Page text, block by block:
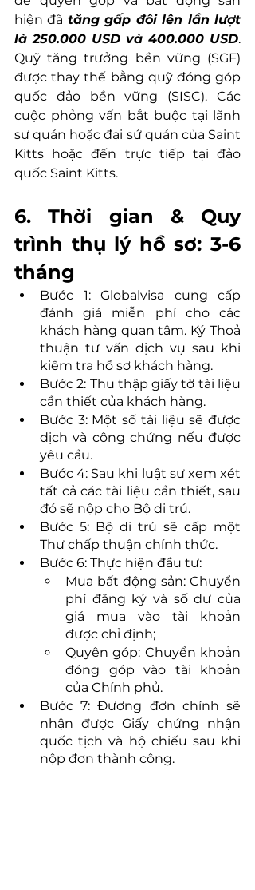
hiện đã tăng gấp đôi lên lần lượt
là 250.000 USD và 400.000 USD.
Quỹ tăng trưởng bền vững (SGF)
được thay thế bằng quỹ đóng góp
quốc đảo bền vững (SISC). Các
cuộc phỏng vấn bắt buộc tại lãnh
sự quán hoặc đại sứ quán của Saint
Kitts hoặc đến trực tiếp tại đảo
quốc Saint Kitts.
6. Thời gian & Quy
trình thụ lý hồ sơ: 3-6
tháng
Bước 1: Globalvisa cung cấp
đánh giá miễn phí cho các
khách hàng quan tâm. Ký Thoả
thuận tư vấn dịch vụ sau khi
kiểm tra hồ sơ khách hàng.
Bước 2: Thu thập giấy tờ tài liệu
cần thiết của khách hàng.
Bước 3: Một số tài liệu sẽ được
dịch và công chứng nếu được
yêu cầu.
Bước 4: Sau khi luật sư xem xét
tất cả các tài liệu cần thiết, sau
đó sẽ nộp cho Bộ di trú.
Bước 5: Bộ di trú sẽ cấp một
Thư chấp thuận chính thức.
Bước 6: Thực hiện đầu tư:
Mua bất động sản: Chuyển
phí đăng ký và số dư của
giá mua vào tài khoản
được chỉ định;
Quyên góp: Chuyển khoản
đóng góp vào tài khoản
của Chính phủ.
Bước 7: Đương đơn chính sẽ
nhận được Giấy chứng nhận
quốc tịch và hộ chiếu sau khi
nộp đơn thành công.